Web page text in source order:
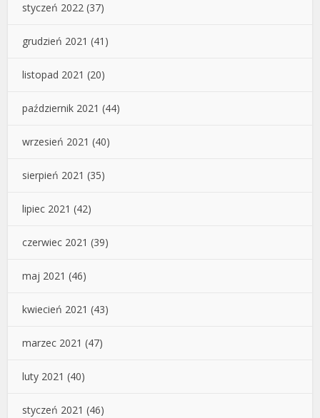
styczeń 2022 (37)
grudzień 2021 (41)
listopad 2021 (20)
październik 2021 (44)
wrzesień 2021 (40)
sierpień 2021 (35)
lipiec 2021 (42)
czerwiec 2021 (39)
maj 2021 (46)
kwiecień 2021 (43)
marzec 2021 (47)
luty 2021 (40)
styczeń 2021 (46)